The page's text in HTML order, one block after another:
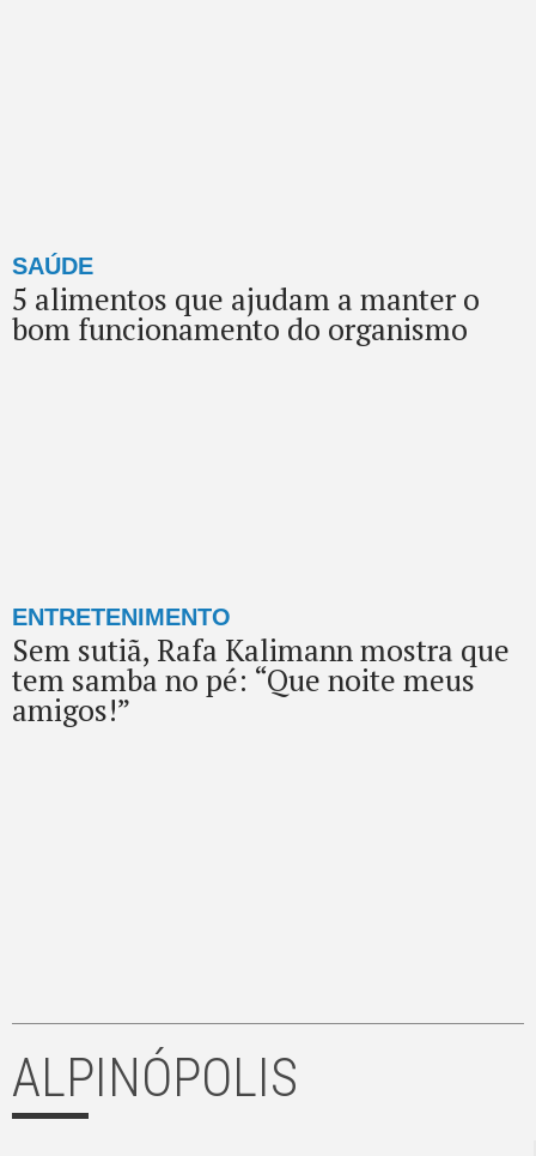
SAÚDE
5 alimentos que ajudam a manter o
bom funcionamento do organismo
ENTRETENIMENTO
Sem sutiã, Rafa Kalimann mostra que
tem samba no pé: “Que noite meus
amigos!”
ALPINÓPOLIS